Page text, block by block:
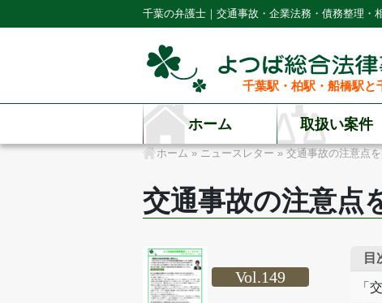
千葉の弁護士｜交通事故・企業法務・債務整理・
千葉駅・柏駅・船橋駅と
ホーム 取扱い案件
ホーム » ニュースレター » 交通事故の注意点
交通事故の注意点
Vol.149
目
「